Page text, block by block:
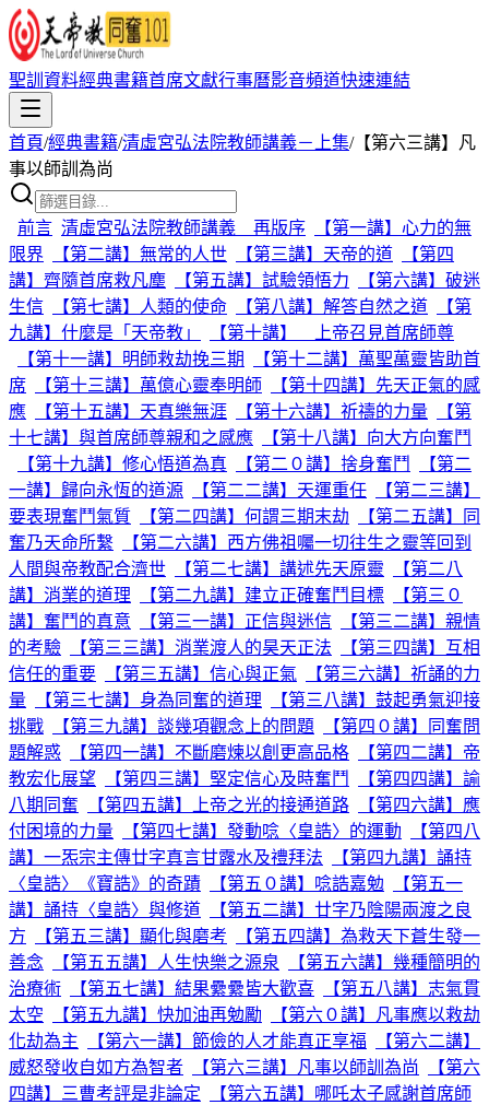
聖訓資料經典書籍首席文獻行事曆影音頻道快速連結
首頁/經典書籍/清虛宮弘法院教師講義－上集/【第六三講】凡
事以師訓為尚
前言 清虛宮弘法院教師講義 再版序
【第一講】心力的無
限界
【第二講】無常的人世 【第三講】天帝的道
【第四
講】齊隨首席救凡塵
【第五講】試驗領悟力
【第六講】破迷
生信
【第七講】人類的使命 【第八講】解答自然之道
【第
九講】什麼是「天帝教」
【第十講】 上帝召見首席師尊
【第十一講】明師救劫挽三期
【第十二講】萬聖萬靈皆助首
席
【第十三講】萬億心靈奉明師
【第十四講】先天正氣的感
應
【第十五講】天真樂無涯 【第十六講】祈禱的力量
【第
十七講】與首席師尊親和之感應
【第十八講】向大方向奮鬥
【第十九講】修心悟道為真
【第二０講】捨身奮鬥
【第二
一講】歸向永恆的道源
【第二二講】天運重任
【第二三講】
要表現奮鬥氣質
【第二四講】何謂三期末劫
【第二五講】同
奮乃天命所繫
【第二六講】西方佛祖囑一切往生之靈等回到
人間與帝教配合濟世
【第二七講】講述先天原靈
【第二八
講】消業的道理
【第二九講】建立正確奮鬥目標
【第三０
講】奮鬥的真意
【第三一講】正信與迷信
【第三二講】親情
的考驗
【第三三講】消業渡人的昊天正法
【第三四講】互相
信任的重要
【第三五講】信心與正氣
【第三六講】祈誦的力
量
【第三七講】身為同奮的道理
【第三八講】鼓起勇氣迎接
挑戰
【第三九講】談幾項觀念上的問題
【第四０講】同奮問
題解惑
【第四一講】不斷磨煉以創更高品格
【第四二講】帝
教宏化展望
【第四三講】堅定信心及時奮鬥
【第四四講】諭
八期同奮
【第四五講】上帝之光的接通道路
【第四六講】應
付困境的力量
【第四七講】發動唸〈皇誥〉的運動
【第四八
講】一炁宗主傳廿字真言甘露水及禮拜法
【第四九講】誦持
〈皇誥〉《寶誥》的奇蹟
【第五０講】唸誥嘉勉
【第五一
講】誦持〈皇誥〉與修道
【第五二講】廿字乃陰陽兩渡之良
方
【第五三講】顯化與磨考
【第五四講】為救天下蒼生發一
善念
【第五五講】人生快樂之源泉
【第五六講】幾種簡明的
治療術
【第五七講】結果纍纍皆大歡喜
【第五八講】志氣貫
太空
【第五九講】快加油再勉勵
【第六０講】凡事應以救劫
化劫為主
【第六一講】節儉的人才能真正享福
【第六二講】
威怒發收自如方為智者
【第六三講】凡事以師訓為尚
【第六
四講】三曹考評是非論定
【第六五講】哪吒太子感謝首席師